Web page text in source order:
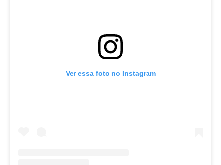
Ver essa foto no Instagram